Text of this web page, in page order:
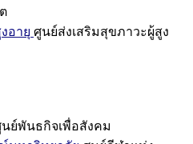
อายุ ศูนย์ส่งเสริมสุขภาวะผู้สูง
ย์พันธกิจเพื่อสังคม